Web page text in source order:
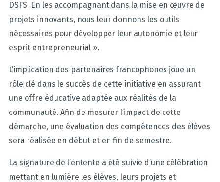
DSFS. En les accompagnant dans la mise en œuvre de
projets innovants, nous leur donnons les outils
nécessaires pour développer leur autonomie et leur
esprit entrepreneurial ».
L’implication des partenaires francophones joue un
rôle clé dans le succès de cette initiative en assurant
une offre éducative adaptée aux réalités de la
communauté. Afin de mesurer l’impact de cette
démarche, une évaluation des compétences des élèves
sera réalisée en début et en fin de semestre.
La signature de l’entente a été suivie d’une célébration
mettant en lumière les élèves, leurs projets et